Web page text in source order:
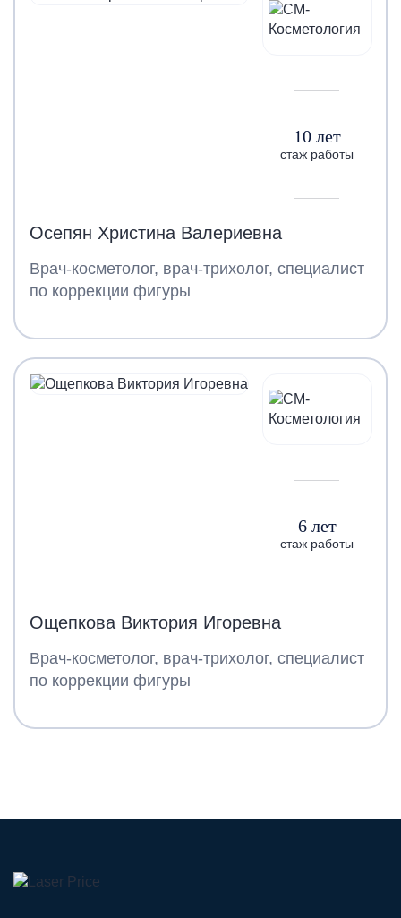
10 лет
стаж работы
Осепян Христина Валериевна
Врач-косметолог, врач-трихолог, специалист
по коррекции фигуры
6 лет
стаж работы
Ощепкова Виктория Игоревна
Врач-косметолог, врач-трихолог, специалист
по коррекции фигуры